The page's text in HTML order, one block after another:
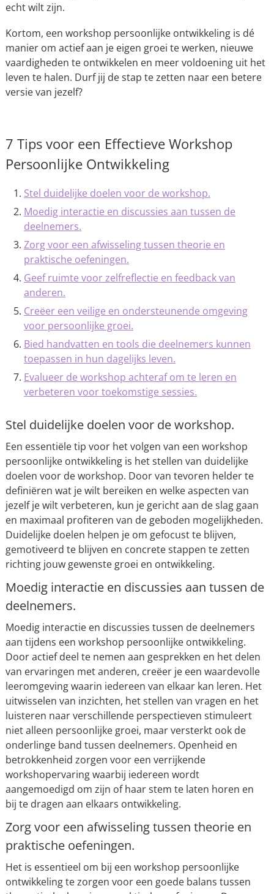
echt wilt zijn.
Kortom, een workshop persoonlijke ontwikkeling is dé
manier om actief aan je eigen groei te werken, nieuwe
vaardigheden te ontwikkelen en meer voldoening uit het
leven te halen. Durf jij de stap te zetten naar een betere
versie van jezelf?
7 Tips voor een Effectieve Workshop
Persoonlijke Ontwikkeling
Stel duidelijke doelen voor de workshop.
Moedig interactie en discussies aan tussen de
deelnemers.
Zorg voor een afwisseling tussen theorie en
praktische oefeningen.
Geef ruimte voor zelfreflectie en feedback van
anderen.
Creëer een veilige en ondersteunende omgeving
voor persoonlijke groei.
Bied handvatten en tools die deelnemers kunnen
toepassen in hun dagelijks leven.
Evalueer de workshop achteraf om te leren en
verbeteren voor toekomstige sessies.
Stel duidelijke doelen voor de workshop.
Een essentiële tip voor het volgen van een workshop
persoonlijke ontwikkeling is het stellen van duidelijke
doelen voor de workshop. Door van tevoren helder te
definiëren wat je wilt bereiken en welke aspecten van
jezelf je wilt verbeteren, kun je gericht aan de slag gaan
en maximaal profiteren van de geboden mogelijkheden.
Duidelijke doelen helpen je om gefocust te blijven,
gemotiveerd te blijven en concrete stappen te zetten
richting jouw gewenste groei en ontwikkeling.
Moedig interactie en discussies aan tussen de
deelnemers.
Moedig interactie en discussies tussen de deelnemers
aan tijdens een workshop persoonlijke ontwikkeling.
Door actief deel te nemen aan gesprekken en het delen
van ervaringen met anderen, creëer je een waardevolle
leeromgeving waarin iedereen van elkaar kan leren. Het
uitwisselen van inzichten, het stellen van vragen en het
luisteren naar verschillende perspectieven stimuleert
niet alleen persoonlijke groei, maar versterkt ook de
onderlinge band tussen deelnemers. Openheid en
betrokkenheid zorgen voor een verrijkende
workshopervaring waarbij iedereen wordt
aangemoedigd om zijn of haar stem te laten horen en
bij te dragen aan elkaars ontwikkeling.
Zorg voor een afwisseling tussen theorie en
praktische oefeningen.
Het is essentieel om bij een workshop persoonlijke
ontwikkeling te zorgen voor een goede balans tussen